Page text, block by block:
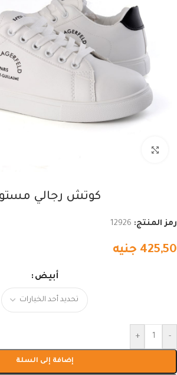
كوتش رجالي
رمز المنتج: 12926
425,50 جنيه
أبيض
-
+
إضافة إلى السلة